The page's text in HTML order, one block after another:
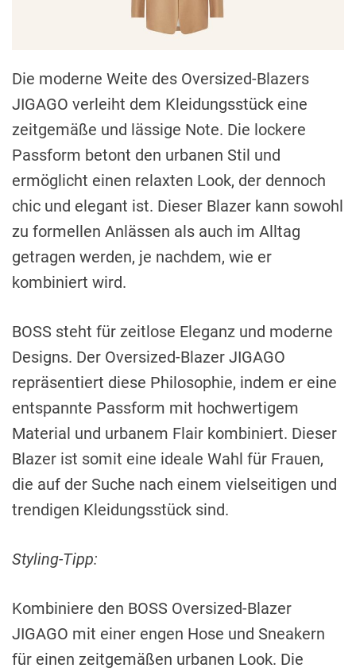
Die moderne Weite des Oversized-Blazers
JIGAGO verleiht dem Kleidungsstück eine
zeitgemäße und lässige Note. Die lockere
Passform betont den urbanen Stil und
ermöglicht einen relaxten Look, der dennoch
chic und elegant ist. Dieser Blazer kann sowohl
zu formellen Anlässen als auch im Alltag
getragen werden, je nachdem, wie er
kombiniert wird.
BOSS steht für zeitlose Eleganz und moderne
Designs. Der Oversized-Blazer JIGAGO
repräsentiert diese Philosophie, indem er eine
entspannte Passform mit hochwertigem
Material und urbanem Flair kombiniert. Dieser
Blazer ist somit eine ideale Wahl für Frauen,
die auf der Suche nach einem vielseitigen und
trendigen Kleidungsstück sind.
Styling-Tipp:
Kombiniere den BOSS Oversized-Blazer
JIGAGO mit einer engen Hose und Sneakern
für einen zeitgemäßen urbanen Look. Die